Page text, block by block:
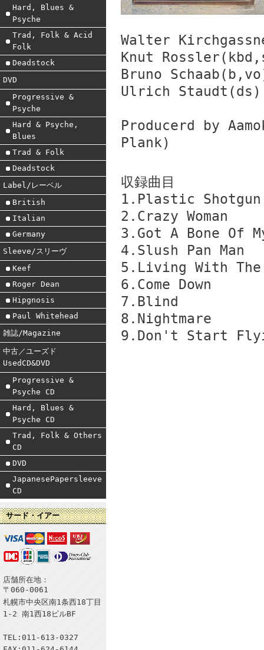
Hard, Blues &
Psyche
Trad, Folk & Acid
Folk
Deadstock
DVD
Progressive &
Psyche
Hard & Psyche,
Blues
Trad & Folk
Deadstock
Label/レーベル
British
Italian
Germany
Sleeve/スリーヴ
Keef
Roger Dean
Hipgnosis
Paul Whitehead
雑誌/Magazine
中古／ユーズド
UsedCD&DVD
Progressive &
Psyche CD
Hard, Blues &
Psyche CD
Trad, Folk & Others
CD
DVD
JapanesePapersleeve
CD
サード・イアー
店舗所在地：
〒060-0061
札幌市中央区南1条西18丁目
1-2 南1西18ビルBF
TEL:011-613-0327
Walter
Knut
Bruno
Ulrich Staudt(ds)
Producerd by
Plank)
収録曲目
1.Plastic Shotgun
2.Crazy Woman
3.Got A Bone Of
4.Slush Pan Man
5.Living With The
6.Come Down
7.Blind
8.Nightmare
9.Don't Start